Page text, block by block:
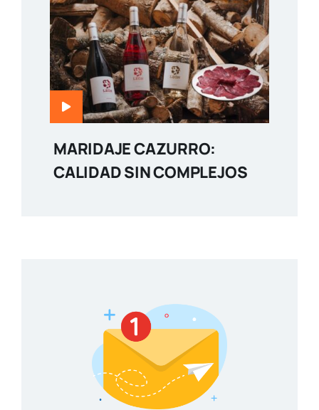
MARIDAJE CAZURRO:
CALIDAD SIN COMPLEJOS